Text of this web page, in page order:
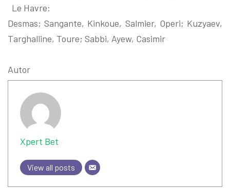
Le Havre:
Desmas; Sangante, Kinkoue, Salmier, Operi; Kuzyaev,
Targhalline, Toure; Sabbi, Ayew, Casimir
Autor
Xpert Bet
View all posts